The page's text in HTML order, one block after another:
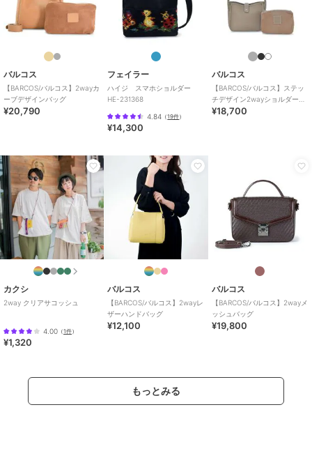
バルコス
【BARCOS/バルコス】2wayカ
ーブデザインバッグ
¥20,790
フェイラー
ハイジ スマホショルダー
HE-231368
4.84 （19件）
¥14,300
バルコス
【BARCOS/バルコス】ステッ
チデザイン2wayショルダーバ
ッグ
¥18,700
カクシ
2way クリアサコッシュ
4.00 （1件）
¥1,320
バルコス
【BARCOS/バルコス】2wayレ
ザーハンドバッグ
¥12,100
バルコス
【BARCOS/バルコス】2wayメ
ッシュバッグ
¥19,800
もっとみる